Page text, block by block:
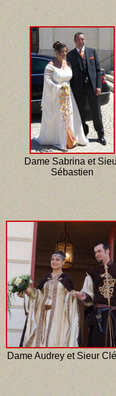
Dame Sabrina et
Sébastien
Dame Audrey et Sieur